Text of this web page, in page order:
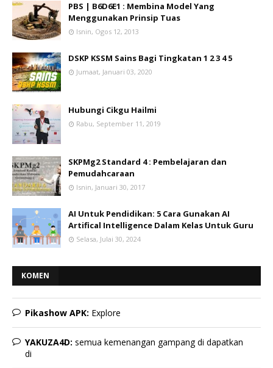
PBS | B6D6E1 : Membina Model Yang
Menggunakan Prinsip Tuas
Isnin, Ogos 12, 2013
DSKP KSSM Sains Bagi Tingkatan 1 2 3 4 5
Jumaat, Januari 03, 2020
Hubungi Cikgu Hailmi
Rabu, September 11, 2019
SKPMg2 Standard 4 : Pembelajaran dan
Pemudahcaraan
Isnin, Januari 30, 2017
AI Untuk Pendidikan: 5 Cara Gunakan AI
Artifical Intelligence Dalam Kelas Untuk Guru
Selasa, Julai 30, 2024
KOMEN
Pikashow APK: Explore
YAKUZA4D: semua kemenangan gampang di dapatkan
di